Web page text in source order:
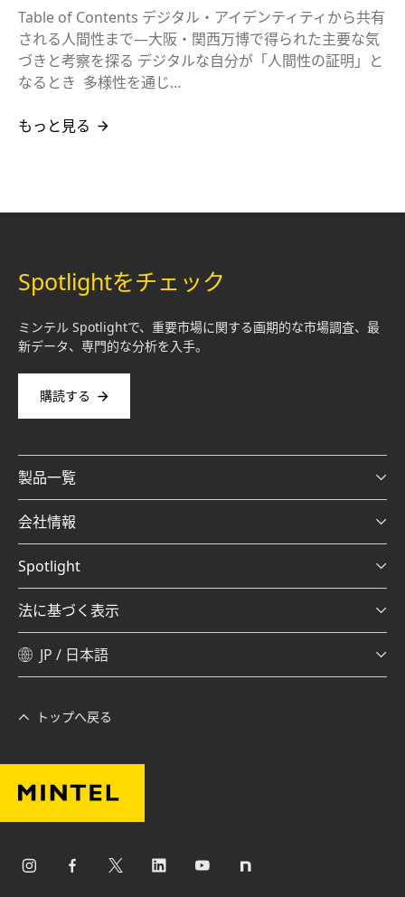
Table of Contents デジタル・アイデンティティから共有
される人間性まで―大阪・関西万博で得られた主要な気
づきと考察を探る デジタルな自分が「人間性の証明」と
なるとき 多様性を通じ…
もっと見る
Spotlightをチェック
ミンテル Spotlightで、重要市場に関する画期的な市場調査、最
新データ、専門的な分析を入手。
購読する
製品一覧
会社情報
Spotlight
法に基づく表示
JP / 日本語
トップへ戻る